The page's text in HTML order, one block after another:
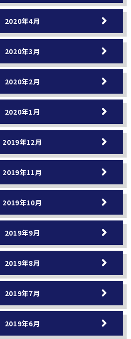
2020年4月
2020年3月
2020年2月
2020年1月
2019年12月
2019年11月
2019年10月
2019年9月
2019年8月
2019年7月
2019年6月